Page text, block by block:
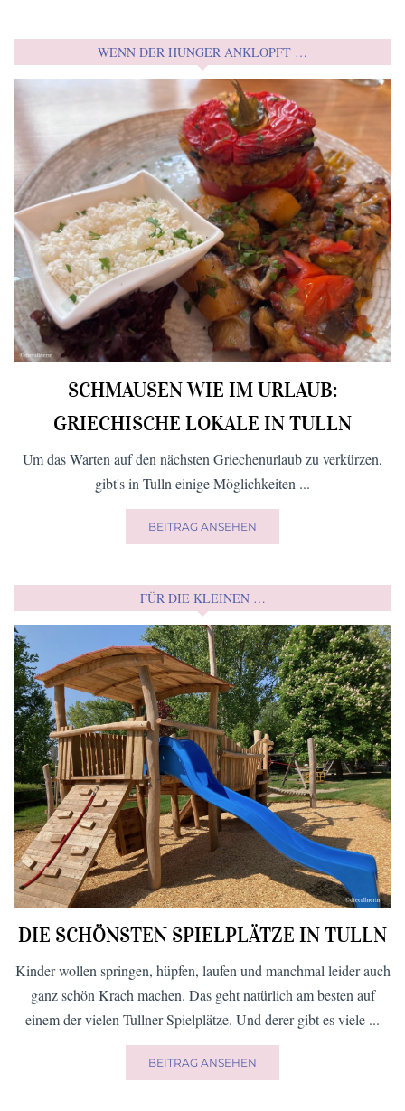
WENN DER HUNGER ANKLOPFT …
SCHMAUSEN WIE IM URLAUB:
GRIECHISCHE LOKALE IN TULLN
Um das Warten auf den nächsten Griechenurlaub zu verkürzen,
gibt's in Tulln einige Möglichkeiten ...
BEITRAG ANSEHEN
FÜR DIE KLEINEN …
DIE SCHÖNSTEN SPIELPLÄTZE IN TULLN
Kinder wollen springen, hüpfen, laufen und manchmal leider auch
ganz schön Krach machen. Das geht natürlich am besten auf
einem der vielen Tullner Spielplätze. Und derer gibt es viele ...
BEITRAG ANSEHEN